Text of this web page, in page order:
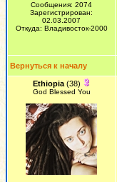
Сообщения: 2074
Зарегистрирован:
02.03.2007
Откуда: Владивосток-2000
Вернуться к началу
Ethiopia(38)
God Blessed You